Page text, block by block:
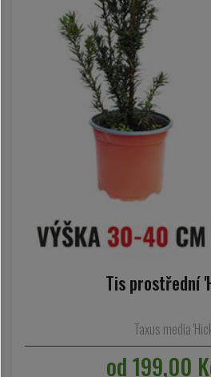
Tis prostřední
Taxus media
od 199,00